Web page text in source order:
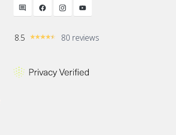
8.5 80 reviews